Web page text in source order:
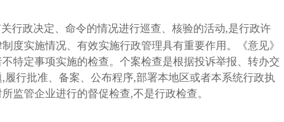
行政决定、命令的情况进行巡查、核验的活动,是行政许
度实施情况、有效实施行政管理具有重要作用。《意见》
特定事项实施的检查。个案检查是根据投诉举报、转办交
行批准、备案、公布程序,部署本地区或者本系统行政执
监管企业进行的督促检查,不是行政检查。